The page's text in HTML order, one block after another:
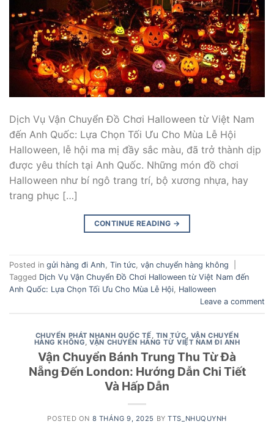
Dịch Vụ Vận Chuyển Đồ Chơi Halloween từ Việt Nam
đến Anh Quốc: Lựa Chọn Tối Ưu Cho Mùa Lễ Hội
Halloween, lễ hội ma mị đầy sắc màu, đã trở thành dịp
được yêu thích tại Anh Quốc. Những món đồ chơi
Halloween như bí ngô trang trí, bộ xương nhựa, hay
trang phục […]
CONTINUE READING →
Posted in gửi hàng đi Anh, Tin tức, vận chuyển hàng không
Tagged Dịch Vụ Vận Chuyển Đồ Chơi Halloween từ Việt Nam đến
Anh Quốc: Lựa Chọn Tối Ưu Cho Mùa Lễ Hội, Halloween
Leave a comment
CHUYỂN PHÁT NHANH QUỐC TẾ, TIN TỨC, VẬN CHUYỂN
HÀNG KHÔNG,VẬN CHUYỂN HÀNG TỪ VIỆT NAM ĐI ANH
Vận Chuyển Bánh Trung Thu Từ Đà
Nẵng Đến London: Hướng Dẫn Chi Tiết
Và Hấp Dẫn
POSTED ON 8 THÁNG 9, 2025 BYTTS_NHUQUYNH